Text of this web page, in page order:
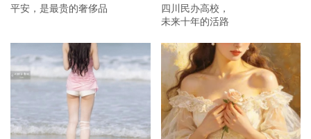
平安，是最贵的奢侈品
四川民办高校，
未来十年的活路